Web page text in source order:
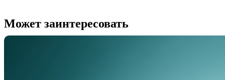
Может заинтересовать